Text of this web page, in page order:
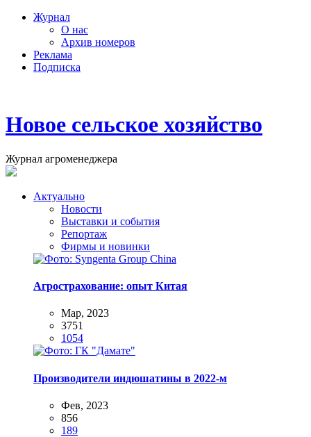
Журнал
О нас
Архив номеров
Реклама
Подписка
Новое сельское хозяйство
Журнал агроменеджера
Актуально
Новости
Выставки и события
Репортаж
Фирмы и новинки
Агрострахование: опыт Китая
Мар, 2023
3751
1054
Производители индюшатины в 2022-м
Фев, 2023
856
189